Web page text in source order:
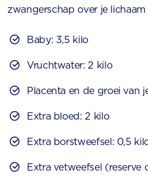
zwangerschap over je
Baby: 3,5 kilo
Vruchtwater: 2 kilo
Placenta en de groei van
Extra bloed: 2 kilo
Extra borstweefsel: 0,5
Extra vetweefsel (reserve